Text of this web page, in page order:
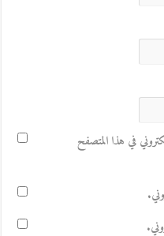
في هذا المتصفح